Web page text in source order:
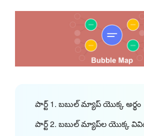
పార్ట్ 1. బబుల్ మ్యాప్ యొక్క అర్థం
పార్ట్ 2. బబుల్ మ్యాప్‌ల యొక్క